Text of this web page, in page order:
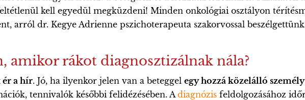
kell egyedül megküzdeni! Minden onkológiai osztályon
arról dr. Kegye Adrienne pszichoterapeuta szakorvossal
amikor rákot diagnosztizálnak nála?
ér a hír. Jó, ha ilyenkor jelen van a beteggelegy hozzá közelálló
tennivalók későbbi felidézésében. Adiagnózis feldolgozásához